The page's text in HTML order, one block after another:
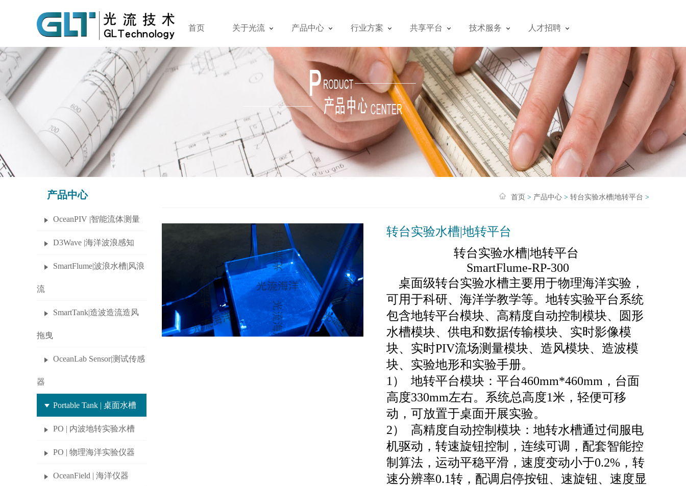
首页 关于光流 产品中心 行业方案 共享平台 技术服务 人才招聘
产品中心
OceanPIV |智能流体测量
D3Wave |海洋波浪感知
SmartFlume|波浪水槽|风浪
流
SmartTank|造波造流造风
拖曳
OceanLab Sensor|测试传感
器
Portable Tank | 桌面水槽
PO | 内波地转实验水槽
PO | 物理海洋实验仪器
OceanField | 海洋仪器
首页 > 产品中心 > 转台实验水槽|地转平台 >
转台实验水槽|地转平台
转台实验水槽|地转平台
SmartFlume-RP-300
桌面级转台实验水槽主要用于物理海洋实验，
可用于科研、海洋学教学等。地转实验平台系统
包含地转平台模块、高精度自动控制模块、圆形
水槽模块、供电和数据传输模块、实时影像模
块、实时PIV流场测量模块、造风模块、造波模
块、实验地形和实验手册。
1） 地转平台模块：平台460mm*460mm，台面
高度330mm左右。系统总高度1米，轻便可移
动，可放置于桌面开展实验。
2） 高精度自动控制模块：地转水槽通过伺服电
机驱动，转速旋钮控制，连续可调，配套智能控
制算法，运动平稳平滑，速度变动小于0.2%，转
速分辨率0.1转，配调启停按钮、速旋钮、速度显